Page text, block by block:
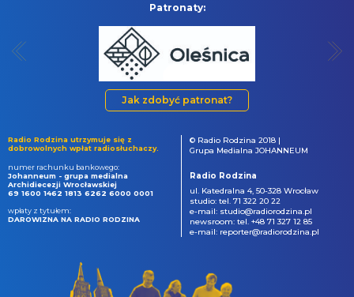
Patronaty:
Jak zdobyć patronat?
Radio Rodzina utrzymuje się z
dobrowolnych wpłat radiosłuchaczy.
numer rachunku bankowego:
Johanneum - grupa medialna
Archidiecezji Wrocławskiej
69 1600 1462 1813 6262 6000 0001
wpłaty z tytułem:
DAROWIZNA NA RADIO RODZINA
© Radio Rodzina 2018 |
Grupa Medialna JOHANNEUM
Radio Rodzina
ul. Katedralna 4, 50-328 Wrocław
studio: tel. 71 322 20 22
e-mail: studio@radiorodzina.pl
newsroom: tel. +48 71 327 12 85
e-mail: reporter@radiorodzina.pl